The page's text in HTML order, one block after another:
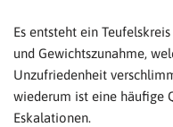
Es entsteht ein
und Gewichtszunahme,
Unzufriedenheit
wiederum ist eine häufige
Eskalationen.